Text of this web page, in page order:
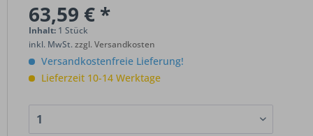
63,59 € *
Inhalt: 1 Stück
inkl. MwSt.zzgl. Versandkosten
Versandkostenfreie Lieferung!
Lieferzeit 10-14 Werktage